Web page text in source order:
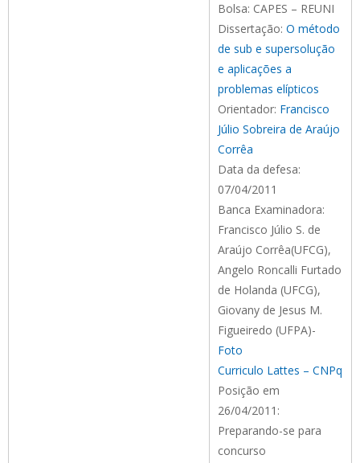
Bolsa: CAPES – REUNI
Dissertação: O método
de sub e supersolução
e aplicações a
problemas elípticos
Orientador: Francisco
Júlio Sobreira de Araújo
Corrêa
Data da defesa:
07/04/2011
Banca Examinadora:
Francisco Júlio S. de
Araújo Corrêa(UFCG),
Angelo Roncalli Furtado
de Holanda (UFCG),
Giovany de Jesus M.
Figueiredo (UFPA)-
Foto
Curriculo Lattes – CNPq
Posição em
26/04/2011:
Preparando-se para
concurso